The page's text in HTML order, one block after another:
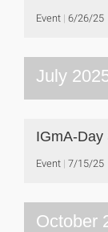
Event 6/26/25
July
IGmA-Day
Event 7/15/25
October